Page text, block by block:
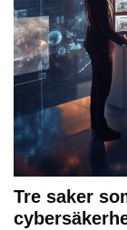
Tre saker